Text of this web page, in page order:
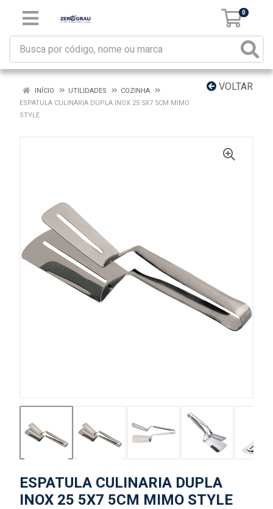
0
VOLTAR
INÍCIO UTILIDADES
COZINHA
ESPATULA CULINARIA DUPLA INOX 25 5X7 5CM MIMO
STYLE
ESPATULA CULINARIA DUPLA
INOX 25 5X7 5CM MIMO STYLE